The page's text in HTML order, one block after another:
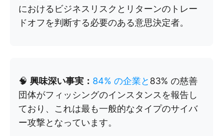
におけるビジネスリスクとリターンのトレー
ドオフを判断する必要のある意思決定者。
🧠 興味深い事実： 84% の企業と 83% の慈善
団体がフィッシングのインスタンスを報告し
ており、これは最も一般的なタイプのサイバ
ー攻撃となっています。